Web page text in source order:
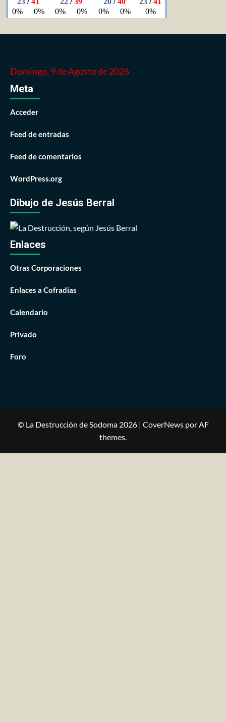
Domingo, 9 de Agosto de 2026
Meta
Acceder
Feed de entradas
Feed de comentarios
WordPress.org
Dibujo de Jesús Berral
Enlaces
Otras Corporaciones
Enlaces a Cofradias
Calendario
Privado
Foro
© La Destrucción de Sodoma 2026 | CoverNewspor AF
themes.